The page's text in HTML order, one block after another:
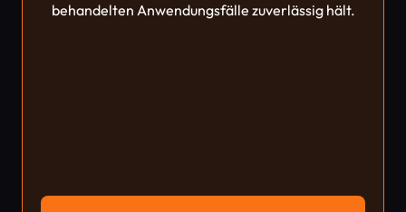
behandelten Anwendungsfälle zuverlässig hält.